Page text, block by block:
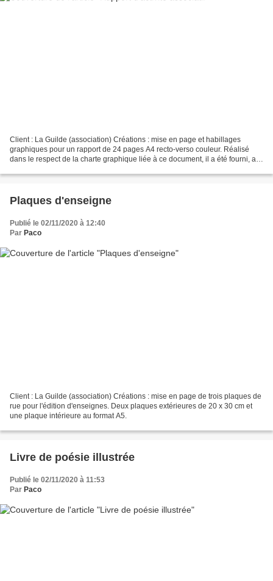
Client : La Guilde (association) Créations : mise en page et habillages
graphiques pour un rapport de 24 pages A4 recto-verso couleur. Réalisé
dans le respect de la charte graphique liée à ce document, il a été fourni, au
Plaques d'enseigne
Publié le 02/11/2020 à 12:40
Par Paco
Client : La Guilde (association) Créations : mise en page de trois plaques de
rue pour l'édition d'enseignes. Deux plaques extérieures de 20 x 30 cm et
une plaque intérieure au format A5.
Livre de poésie illustrée
Publié le 02/11/2020 à 11:53
Par Paco